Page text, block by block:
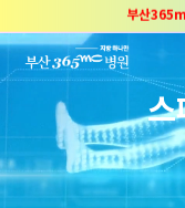
부산
부산365mc
2025 "부
부산
부산365mc
2025 "부
스